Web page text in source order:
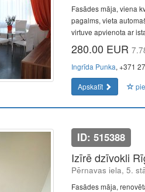
Fasādes māja, viena
pagalms, vieta
virtuve apvienota ar
280.00 EUR
Ingrīda Punka, +371
Apskatīt
ID: 515388
Izīrē dzīvokli
Pērnavas iela, 5.
Fasādes māja,